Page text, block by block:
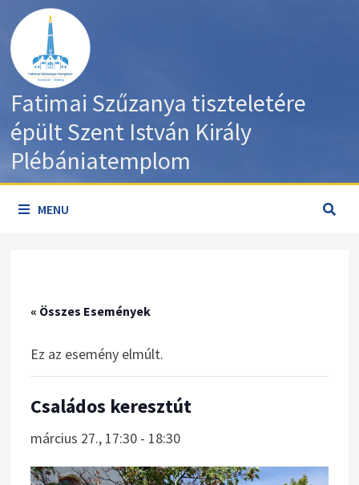
content
Fatimai Szűzanya tiszteletére
épült Szent István Király
Plébániatemplom
MENU
« Összes Események
Ez az esemény elmúlt.
Családos keresztút
március 27., 17:30- 18:30